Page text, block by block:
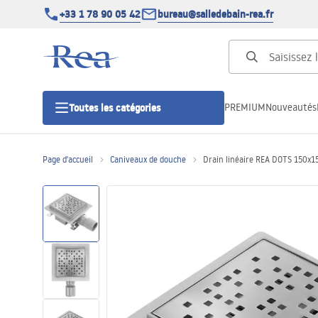
+33 1 78 90 05 42 bureau@salledebain-rea.fr
Toutes les catégories
Portes de douche
Receveurs de douche
Caniveaux de douche
PREMIUMNouveautés
Page d'accueil Caniveaux de douche Drain linéaire REA DOTS